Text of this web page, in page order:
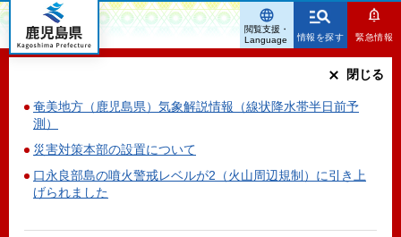
鹿児島県
情報を探す 緊急情報
奄美地方（鹿児島県）気象解説情報（線状降水帯半日前予
測）
災害対策本部の設置について
口永良部島の噴火警戒レベルが2（火山周辺規制）に引き上
げられました
閉じる
閲覧支援・
Language